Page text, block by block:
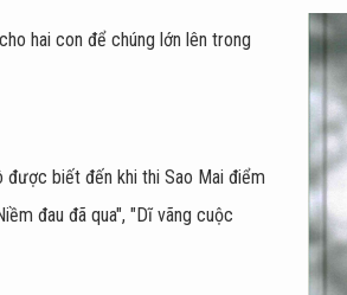
hai con để chúng lớn lên trong
được biết đến khi thi Sao Mai điểm
đau đã qua", "Dĩ vãng cuộc